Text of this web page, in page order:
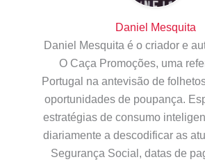
Daniel Mesquita
Daniel Mesquita é o criador e
O Caça Promoções, uma
Portugal na antevisão de
oportunidades de poupança.
estratégias de consumo
diariamente a descodificar as
Segurança Social, datas de